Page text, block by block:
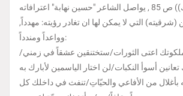
في ))عبير رحمتك)) ص 85 , يواصل الشاعر "حسين نهابة" اعترافاته
(شرقيته) التي لا يمكن لها ان تغادر رؤيته: مهدداً,
وواعداً ومندداً:
اعتى الثورات/ستختنقين عشقاً في زمني/
أسوأ النكبات/لن اختار الياسمين لأبارك به
من الأفاعي والحيّاتِ/تنفث في داخلك كل